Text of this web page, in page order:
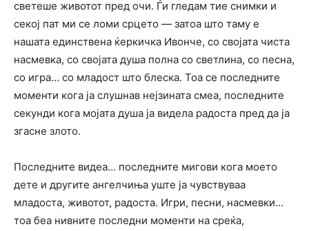
светеше животот пред очи. Ѓи гледам тие снимки и
секој пат ми се ломи срцето — затоа што таму е
нашата единствена ќеркичка Ивонче, со својата чиста
насмевка, со својата душа полна со светлина, со песна,
со игра… со младост што блеска. Тоа се последните
моменти кога ја слушнав нејзината смеа, последните
секунди кога мојата душа ја видела радоста пред да ја
згасне злото.
Последните видеа… последните мигови кога моето
дете и другите ангелчиња уште ја чувствуваа
младоста, животот, радоста. Игри, песни, насмевки…
тоа беа нивните последни моменти на среќа,